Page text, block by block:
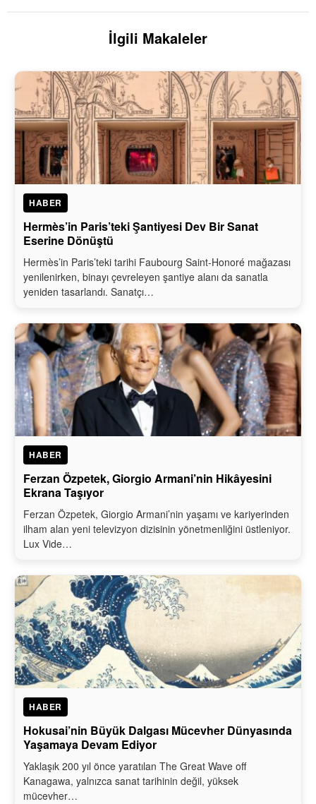
İlgili Makaleler
HABER
Hermès’in Paris’teki Şantiyesi Dev Bir Sanat
Eserine Dönüştü
Hermès’in Paris’teki tarihi Faubourg Saint-Honoré mağazası
yenilenirken, binayı çevreleyen şantiye alanı da sanatla
yeniden tasarlandı. Sanatçı…
HABER
Ferzan Özpetek, Giorgio Armani’nin Hikâyesini
Ekrana Taşıyor
Ferzan Özpetek, Giorgio Armani’nin yaşamı ve kariyerinden
ilham alan yeni televizyon dizisinin yönetmenliğini üstleniyor.
Lux Vide…
HABER
Hokusai’nin Büyük Dalgası Mücevher Dünyasında
Yaşamaya Devam Ediyor
Yaklaşık 200 yıl önce yaratılan The Great Wave off
Kanagawa, yalnızca sanat tarihinin değil, yüksek
mücevher…